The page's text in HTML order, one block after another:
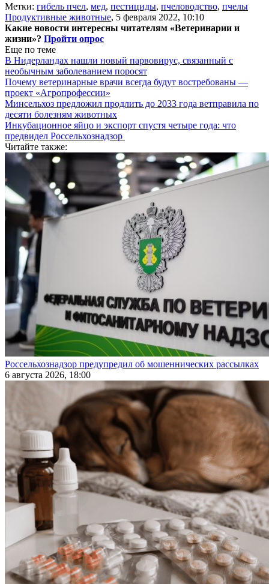
Метки: гибель пчел, мед, пестициды, пчеловодство, пчелы
Продуктивные животные, 5 февраля 2022, 10:10
Какие новости интересны читателям «Ветеринарии и
жизни»? Пройти опрос
Еще по теме
В Нидерландах нашли новый парвовирус, связанный с
необычным заболеванием поросят
Почему ветеринарные врачи всегда будут востребованы —
проект «Агропрофессии»
Минсельхоз предложил продлить до 2033 года ветправила по
десяти болезням животных
Инкубационное яйцо и экспорт спустя четыре года: что
предвидел Россельхознадзор
Читайте также:
Россельхознадзор предупредил об мошеннических рассылках
6 августа 2026, 18:00